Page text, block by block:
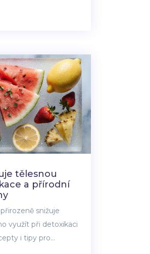
tělesnou
a přírodní
snižuje
využít při detoxikaci
i tipy pro